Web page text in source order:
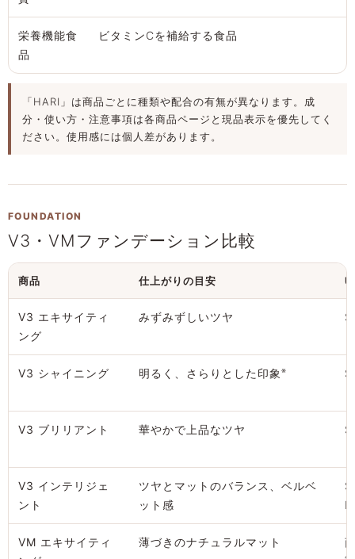
栄養機能食
品
ビタミンCを補給する食品
「HARI」は商品ごとに種類や配合の有無が異なります。成
分・使い方・注意事項は各商品ページと現品表示を優先してく
ださい。使用感には個人差があります。
FOUNDATION
V3・VMファンデーション比較
商品 仕上がりの目安
V3 エキサイティ
ング
みずみずしいツヤ
V3 シャイニング 明るく、さらりとした印象 ※
V3 ブリリアント 華やかで上品なツヤ
V3 インテリジェ
ント
ツヤとマットのバランス、ベルベ
ット感
VM エキサイティ
薄づきのナチュラルマット